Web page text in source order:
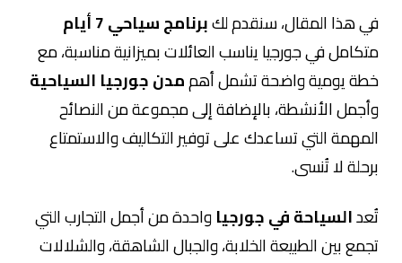
في هذا المقال، سنقدم لكبرنامج سياحي 7 أيام
متكامل في جورجيا يناسب العائلات بميزانية مناسبة، مع
خطة يومية واضحة تشمل أهممدن جورجيا السياحية
وأجمل الأنشطة، بالإضافة إلى مجموعة من النصائح
المهمة التي تساعدك على توفير التكاليف والاستمتاع
برحلة لا تُنسى.
تُعدالسياحة في جورجياواحدة من أجمل التجارب التي
تجمع بين الطبيعة الخلابة، والجبال الشاهقة، والشلالات